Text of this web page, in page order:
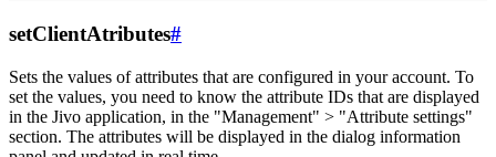
setClientAtributes#
Sets the values ​​of attributes that are configured in your account. To
set the values, you need to know the attribute IDs that are displayed
in the Jivo application, in the "Management" > "Attribute settings"
section. The attributes will be displayed in the dialog information